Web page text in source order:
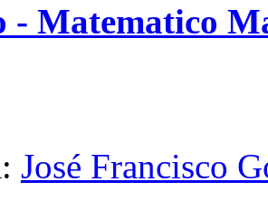
- Matematico
José Francisco